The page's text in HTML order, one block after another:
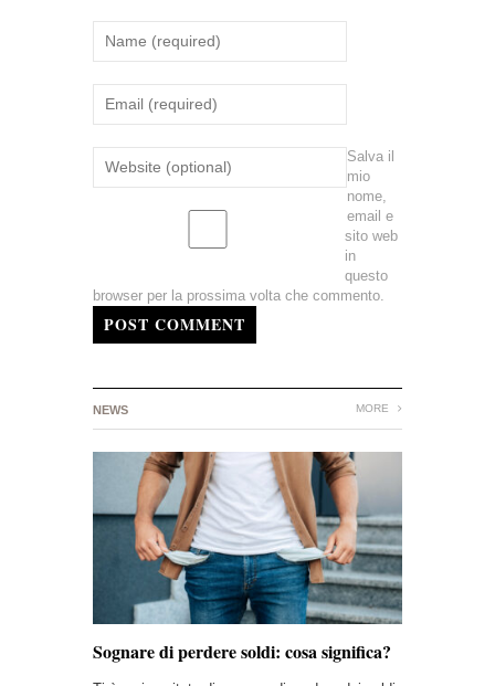
Salva il
mio
nome,
email e
sito web
in
questo
browser per la prossima volta che commento.
POST COMMENT
NEWS MORE
Sognare di perdere soldi: cosa significa?